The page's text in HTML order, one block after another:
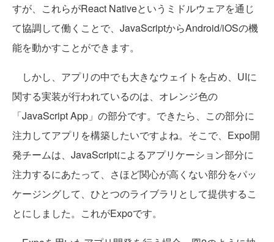
すが、これらがReact Nativeというミドルウェアを通じ
て協調して働くことで、JavaScriptからAndroid/iOSの機
能を動かすことができます。
しかし、アプリの中でも大きなウェイトを占め、UIに
関する実装が行われているのは、オレンジ色の
「JavaScript App」の部分です。できたら、この部分に
注力してアプリを構築したいですよね。そこで、Expo開
発チームは、JavaScriptによるアプリケーション部分に
注力するにあたって、さほど関心が高くない部分をパッ
ケージングして、ひとつのライブラリとして提供するこ
とにしました。これがExpoです。